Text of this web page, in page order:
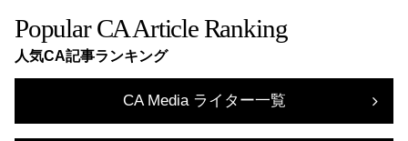
Popular CA Article Ranking
人気CA記事ランキング
CA Media ライター一覧